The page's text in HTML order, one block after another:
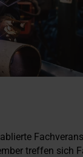
treffen sich